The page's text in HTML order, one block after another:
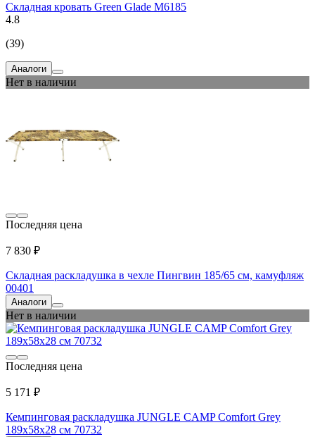
Складная кровать Green Glade M6185
4.8
(39)
Аналоги
Нет в наличии
Последняя цена
7 830 ₽
Складная раскладушка в чехле Пингвин 185/65 см, камуфляж
00401
Аналоги
Нет в наличии
Последняя цена
5 171 ₽
Кемпинговая раскладушка JUNGLE CAMP Comfort Grey
189x58x28 см 70732